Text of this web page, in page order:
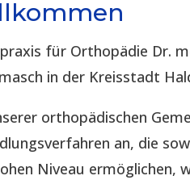
für Orthopädie Dr.
in der Kreisstadt
orthopädischen
an, die
Niveau ermöglichen,